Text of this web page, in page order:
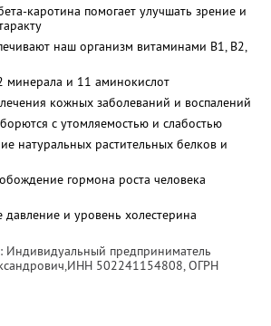
каротина помогает улучшать зрение и
наш организм витаминами В1, В2,
минерала и 11 аминокислот
кожных заболеваний и воспалений
с утомляемостью и слабостью
натуральных растительных белков и
гормона роста человека
и уровень холестерина
Индивидуальный предприниматель
ИНН 502241154808, ОГРН